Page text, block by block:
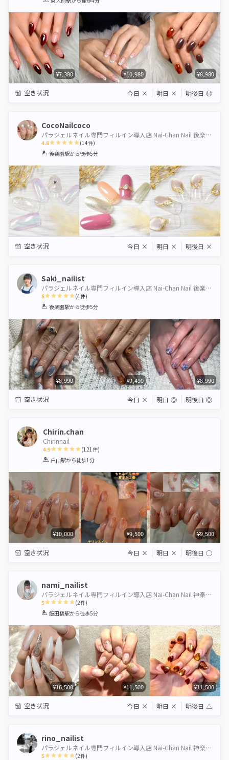
¥7,380 ¥10,980 ¥8,980
空き状況 今日 × 明日 × 明後日 ◎
CocoNailcoco
パラジェルネイル専門フィルイン導入店 Nai-Chan Nail 後楽園【水道橋店】
4.8
1 2 3 4 5
(14件)
後楽園駅から徒歩5分
空き状況 今日 × 明日 × 明後日 ×
Saki_nailist
パラジェルネイル専門フィルイン導入店 Nai-Chan Nail 後楽園【水道橋店】
5
1 2 3 4 5
(4件)
後楽園駅から徒歩5分
¥8,990 ¥9,490 ¥8,990
空き状況 今日 × 明日 ◎ 明後日 ◎
Chirin.chan
Chirinnail
4.9
1 2 3 4 5
(121件)
白山駅から徒歩1分
¥10,000 ¥9,500 ¥9,500
空き状況 今日 × 明日 × 明後日 ◯
nami_nailist
パラジェルネイル専門フィルイン導入店 Nai-Chan Nail 神楽坂 【本館】
5
1 2 3 4 5
(2件)
飯田橋駅から徒歩5分
¥16,500 ¥11,500 ¥11,500
空き状況 今日 × 明日 × 明後日 △
rino_nailist
パラジェルネイル専門フィルイン導入店 Nai-Chan Nail 神楽坂 【本館】
5 (2件)